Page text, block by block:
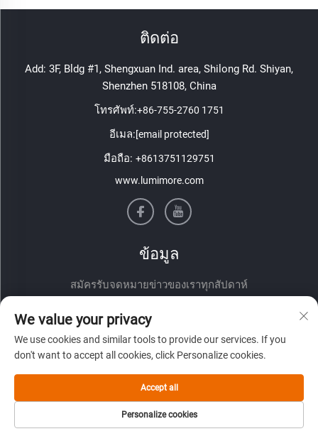
ติดต่อ
Add: 3F, Bldg #1, Shengxuan Ind. area, Shilong Rd. Shiyan,
Shenzhen 518108, China
โทรศัพท์:+86-755-2760 1751
อีเมล:[email protected]
มือถือ: +8613751129751
www.lumimore.com
ข้อมูล
สมัครรับจดหมายข่าวของเราทุกสัปดาห์
ส่ง
We value your privacy
We use cookies and similar tools to provide our services. If you
don't want to accept all cookies, click Personalize cookies.
Personalize cookies
Accept all